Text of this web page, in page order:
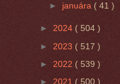
► januára ( 41 )
► 2024 ( 504 )
► 2023 ( 517 )
► 2022 ( 539 )
► 2021 ( 500 )